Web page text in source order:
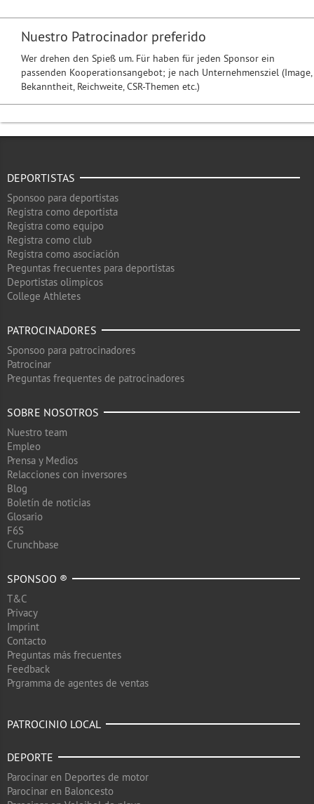
Nuestro Patrocinador preferido
Wer drehen den Spieß um. Für haben für jeden Sponsor ein
passenden Kooperationsangebot; je nach Unternehmensziel (Image,
Bekanntheit, Reichweite, CSR-Themen etc.)
DEPORTISTAS
Sponsoo para deportistas
Registra como deportista
Registra como equipo
Registra como club
Registra como asociación
Preguntas frecuentes para deportistas
Deportistas olimpicos
College Athletes
PATROCINADORES
Sponsoo para patrocinadores
Patrocinar
Preguntas frequentes de patrocinadores
SOBRE NOSOTROS
Nuestro team
Empleo
Prensa y Medios
Relacciones con inversores
Blog
Boletín de noticias
Glosario
F6S
Crunchbase
SPONSOO ®
T&C
Privacy
Imprint
Contacto
Preguntas más frecuentes
Feedback
Prgramma de agentes de ventas
PATROCINIO LOCAL
DEPORTE
Parocinar en Deportes de motor
Parocinar en Baloncesto